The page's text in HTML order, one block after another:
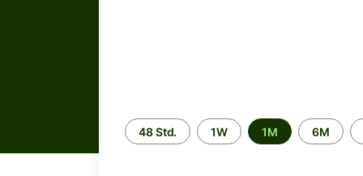
Zeitraum
48 Std. 1W 1M 6M